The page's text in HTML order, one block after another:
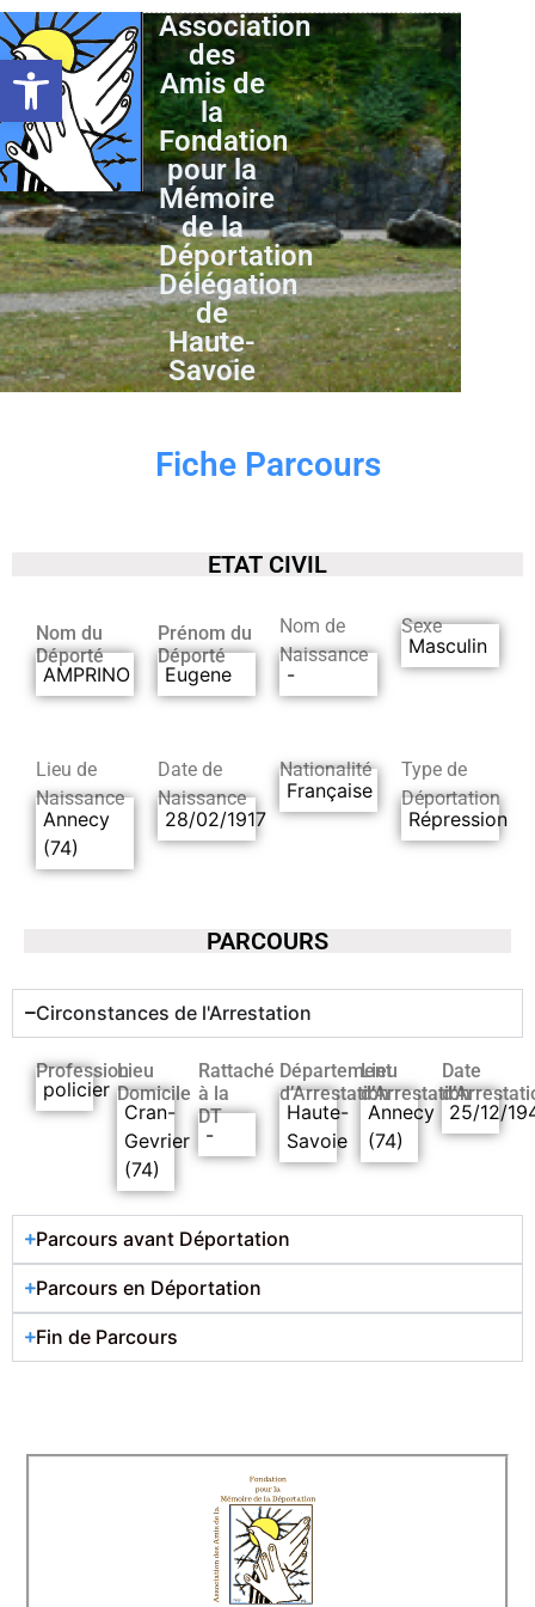
Ouvrir la barre d’outils
Association
des
Amis de
la
Fondation
pour la
Mémoire
de la
Déportation
Délégation
de
Haute-
Savoie
Fiche Parcours
ETAT CIVIL
Nom du
Déporté
AMPRINO
Prénom du
Déporté
Eugene
Nom de
Naissance
-
Sexe
Masculin
Lieu de
Naissance
Annecy
(74)
Date de
Naissance
28/02/1917
Nationalité
Française
Type de
Déportation
Répression
PARCOURS
Circonstances de l'Arrestation
Profession
policier
Lieu
Domicile
Cran-
Gevrier
(74)
Rattaché
à la
DT
-
Département
d’Arrestation
Haute-
Savoie
Lieu
d’Arrestation
Annecy
(74)
Date
25/12/
Parcours avant Déportation
Parcours en Déportation
Fin de Parcours